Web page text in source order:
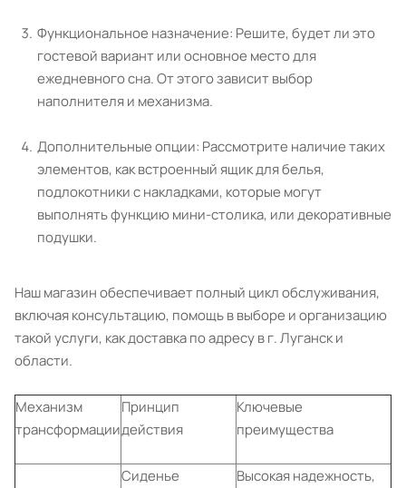
Функциональное назначение: Решите, будет ли это
гостевой вариант или основное место для
ежедневного сна. От этого зависит выбор
наполнителя и механизма.
Дополнительные опции: Рассмотрите наличие таких
элементов, как встроенный ящик для белья,
подлокотники с накладками, которые могут
выполнять функцию мини-столика, или декоративные
подушки.
Наш магазин обеспечивает полный цикл обслуживания,
включая консультацию, помощь в выборе и организацию
такой услуги, как доставка по адресу в г. Луганск и
области.
Механизм
трансформации
Принцип
действия
Ключевые
преимущества
Сиденье
Высокая надежность,